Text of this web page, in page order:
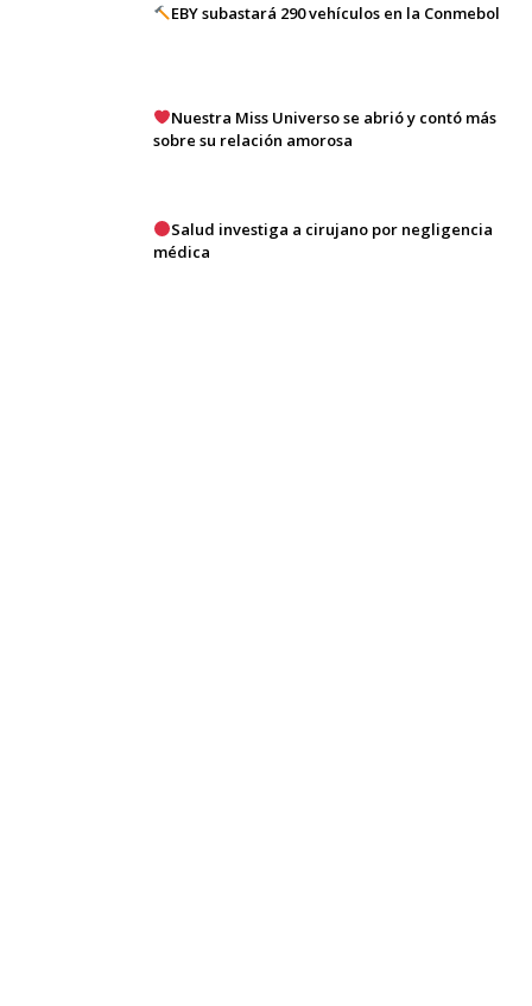
EBY subastará 290 vehículos en la Conmebol
Nuestra Miss Universo se abrió y contó más
sobre su relación amorosa
Salud investiga a cirujano por negligencia
médica